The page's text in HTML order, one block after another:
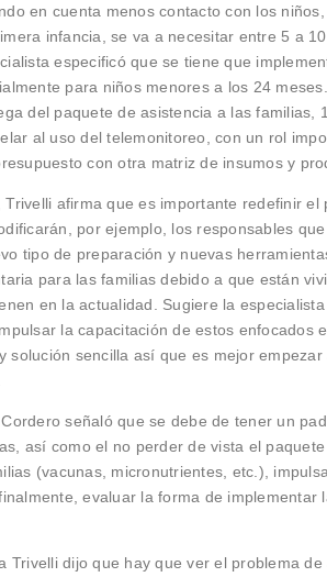
en cuenta menos contacto con los
infancia, se va a necesitar entre 5 a
especificó que se tiene que
para niños menores a los 24
del paquete de asistencia a las familias,
al uso del telemonitoreo, con un rol
con otra matriz de insumos y
Trivelli afirma que es importante redefinir
por ejemplo, los responsables
tipo de preparación y nuevas
para las familias debido a que están
en la actualidad. Sugiere la
la capacitación de estos enfocados
solución sencilla así que es mejor
señaló que se debe de tener un
así como el no perder de vista el
(vacunas, micronutrientes, etc.),
evaluar la forma de implementar
Trivelli dijo que hay que ver el problema